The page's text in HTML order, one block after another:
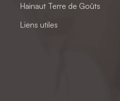
Hainaut Terre de Goûts
Liens utiles